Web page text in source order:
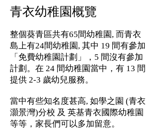
青衣幼稚園概覽
整個葵青區共有65間幼稚園, 而青衣
島上有24間幼稚園, 其中 19 間有參加
「免費幼稚園計劃」，5 間沒有參加
計劃。在 24 間幼稚園當中，有 13 間
提供 2-3 歲幼兒服務。
當中有些知名度甚高, 如學之園 (青衣
灝景灣)分校 及 英基青衣國際幼稚園
等等，家長們可以多加留意。